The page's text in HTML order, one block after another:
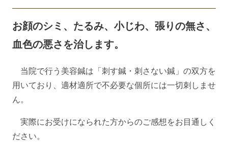
お顔のシミ、たるみ、小じわ、張りの無さ、
血色の悪さを治します。
当院で行う美容鍼は「刺す鍼・刺さない鍼」の双方を
用いており、適材適所で不必要な個所には一切刺しませ
ん。
実際にお受けになられた方からのご感想をお目通しく
ださい。